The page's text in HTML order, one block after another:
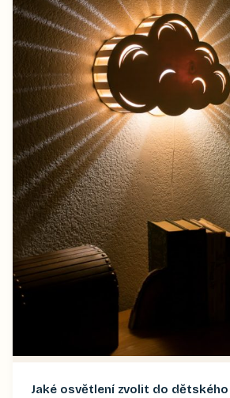
Jaké osvětlení zvolit do dětského